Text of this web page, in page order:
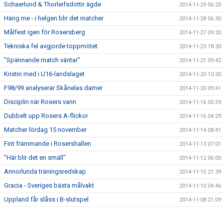
Schaerlund & Thorleifsdottir ägde 2014-11-29 06:20
Häng me - i helgen blir det matcher 2014-11-28 06:30
Målfest igen för Rosersberg 2014-11-27 09:20
Tekniska fel avgjorde toppmötet 2014-11-23 18:30
"Spännande match väntar" 2014-11-21 09:42
Kristin med i U16-landslaget 2014-11-20 10:30
F98/99 analyserar Skånelas damer 2014-11-20 09:41
Disciplin när Rosers vann 2014-11-16 05:59
Dubbelt upp Rosers A-flickor 2014-11-16 04:29
Matcher lördag 15 november 2014-11-14 08:41
Fint främmande i Rosershallen 2014-11-13 07:01
"Här blir det en smäll" 2014-11-12 06:00
Annorlunda träningsredskap 2014-11-10 21:39
Gracia - Sveriges bästa målvakt 2014-11-10 04:46
Uppland får slåss i B-slutspel 2014-11-08 21:09